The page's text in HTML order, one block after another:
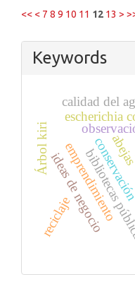
<< < 7 8 9 10 11 12 13 >
Keywords
emprendimiento
ideas de negocio
escherichia
calidad del
reciclaje
Árbol kiri